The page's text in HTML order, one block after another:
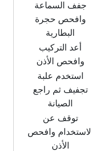
جفف السماعة
وافحص حجرة
البطارية
أعد التركيب
وافحص الأذن
استخدم علبة
تجفيف ثم راجع
الصيانة
توقف عن
الاستخدام وافحص
الأذن